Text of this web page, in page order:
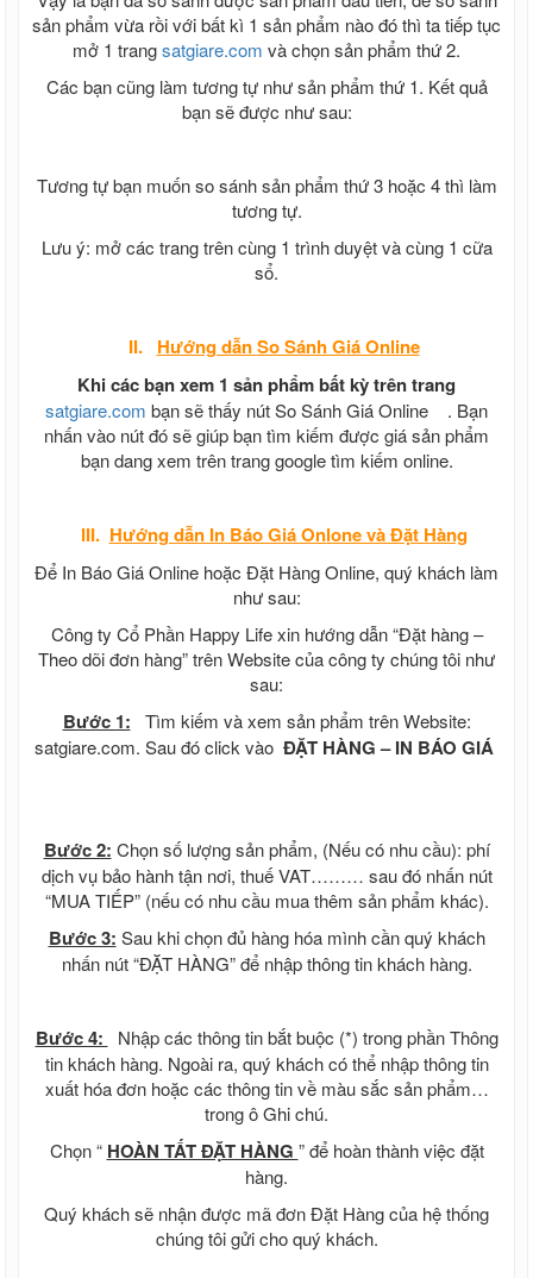
sản phẩm vừa rồi với bất kì 1 sản phẩm nào đó thì ta tiếp tục
mở 1 trangsatgiare.com và chọn sản phẩm thứ 2.
Các bạn cũng làm tương tự như sản phẩm thứ 1. Kết quả
bạn sẽ được như sau:
Tương tự bạn muốn so sánh sản phẩm thứ 3 hoặc 4 thì làm
tương tự.
Lưu ý: mở các trang trên cùng 1 trình duyệt và cùng 1 cữa
sổ.
II. Hướng dẫnSo Sánh Giá Online
Khi các bạn xem 1 sản phẩm bất kỳ trên trang
satgiare.com bạn sẽ thấy nút So Sánh Giá Online
. Bạn
nhấn vào nút đó sẽ giúp bạn tìm kiếm được giá sản phẩm
bạn dang xem trên trang google tìm kiếm online.
III. Hướng dẫn In Báo Giá Onlone và Đặt Hàng
Để In Báo Giá Online hoặc Đặt Hàng Online, quý khách làm
như sau:
Công ty Cổ Phần Happy Life xin hướng dẫn “Đặt hàng –
Theo dõi đơn hàng” trên Website của công ty chúng tôi như
sau:
Bước 1: Tìm kiếm và xem sản phẩm trên Website:
satgiare.com. Sau đó click vào ĐẶT HÀNG – IN BÁO GIÁ
Bước 2: Chọn số lượng sản phẩm, (Nếu có nhu cầu): phí
dịch vụ bảo hành tận nơi, thuế VAT……… sau đó nhấn nút
“MUA TIẾP” (nếu có nhu cầu mua thêm sản phẩm khác).
Bước 3: Sau khi chọn đủ hàng hóa mình cần quý khách
nhấn nút “ĐẶT HÀNG” để nhập thông tin khách hàng.
Bước 4:
Nhập các thông tin bắt buộc (*) trong phần Thông
tin khách hàng. Ngoài ra, quý khách có thể nhập thông tin
xuất hóa đơn hoặc các thông tin về màu sắc sản phẩm…
trong ô Ghi chú.
Chọn “ HOÀN TẤT ĐẶT HÀNG ” để hoàn thành việc đặt
hàng.
Quý khách sẽ nhận được mã đơn Đặt Hàng của hệ thống
chúng tôi gửi cho quý khách.